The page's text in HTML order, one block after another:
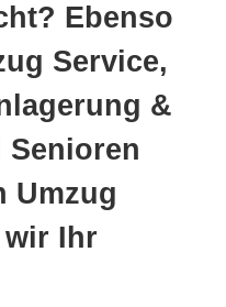
Ebenso
Service,
&
Umzug
Ihr